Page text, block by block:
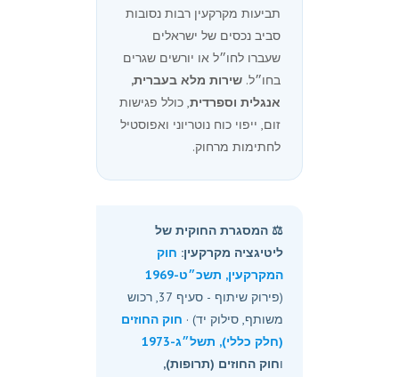
תביעות מקרקעין רבות נסובות
סביב נכסים של ישראלים
שעברו לחו״ל או יורשים שגרים
בחו״ל. שירות מלא בעברית,
אנגלית וספרדית, כולל פגישות
זום, ייפוי כוח נוטריוני ואפוסטיל
לחתימות מרחוק.
⚖️ המסגרת החוקית של
ליטיגציה מקרקעין: חוק
המקרקעין, תשכ״ט-1969
(פירוק שיתוף - סעיף 37, רכוש
משותף, סילוק יד) · חוק החוזים
(חלק כללי), תשל״ג-1973
וחוק החוזים (תרופות),